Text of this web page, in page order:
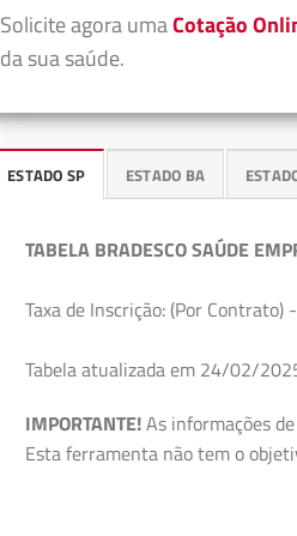
Solicite agora umaCotação
da sua saúde.
ESTADO SP ESTADO BA
TABELA BRADESCO SAÚDE
Taxa de Inscrição: (Por
Tabela atualizada em 24/02/
IMPORTANTE!As informações
Esta ferramenta não tem o